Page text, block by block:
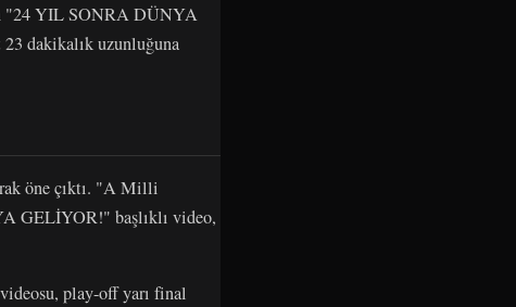
"24 YIL SONRA DÜNYA
dakikalık uzunluğuna
öne çıktı. "A Milli
GELİYOR!" başlıklı video,
play-off yarı final